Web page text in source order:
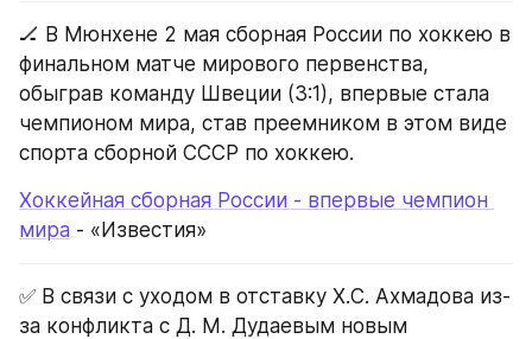
🏒 В Мюнхене 2 мая сборная России по хоккею в
финальном матче мирового первенства,
обыграв команду Швеции (3:1), впервые стала
чемпионом мира, став преемником в этом виде
спорта сборной СССР по хоккею.
Хоккейная сборная России - впервые чемпион
мира - «Известия»
✅ В связи с уходом в отставку Х.С. Ахмадова из-
за конфликта с Д. М. Дудаевым новым